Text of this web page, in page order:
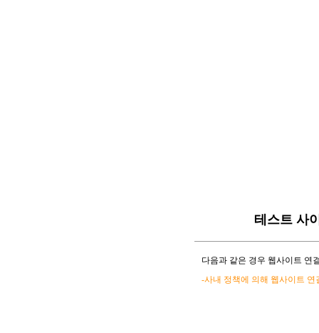
테스트 사
다음과 같은 경우 웹사이트 연
-사내 정책에 의해 웹사이트